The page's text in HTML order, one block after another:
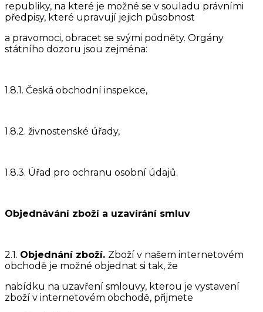
republiky, na které je možné se v souladu právními
předpisy, které upravují jejich působnost
a pravomoci, obracet se svými podněty. Orgány
státního dozoru jsou zejména:
1.8.1. Česká obchodní inspekce,
1.8.2. živnostenské úřady,
1.8.3. Úřad pro ochranu osobní údajů.
Objednávání zboží a uzavírání smluv
2.1. Objednání zboží. Zboží v našem internetovém
obchodě je možné objednat si tak, že
nabídku na uzavření smlouvy, kterou je vystavení
zboží v internetovém obchodě, přijmete